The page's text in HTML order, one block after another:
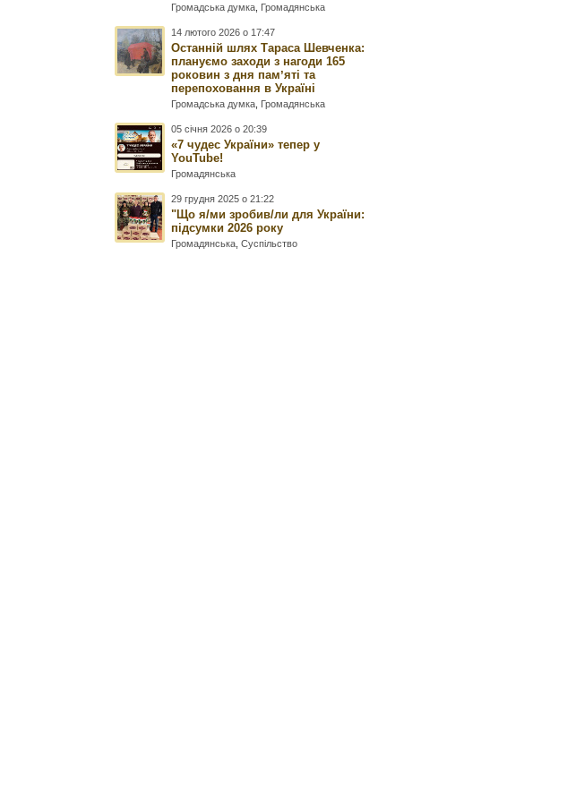
Громадська думка Громадянська
14 лютого 2026 о 17:47
Останній шлях Тараса Шевченка:
плануємо заходи з нагоди 165
роковин з дня памʼяті та
перепоховання в Україні
Громадська думка Громадянська
05 січня 2026 о 20:39
«7 чудес України» тепер у
YouTube!
Громадянська
29 грудня 2025 о 21:22
"Що я/ми зробив/ли для України:
підсумки 2026 року
Громадянська ,Суспільство